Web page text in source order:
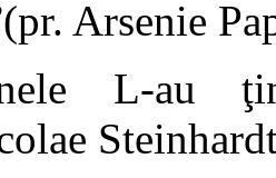
Arsenie
L-au